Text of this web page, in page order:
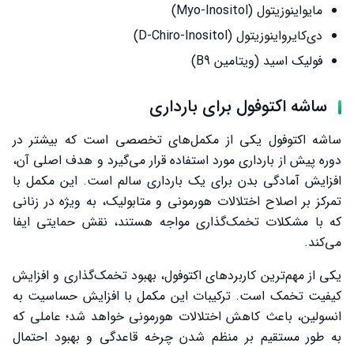
مایواینوزیتول (Myo-Inositol)
دی‌کایرواینوزیتول (D-Chiro-Inositol)
فولیک اسید (ویتامین B9)
ساشه اکتوفول برای بارداری
ساشه اکتوفول یکی از مکمل‌های تخصصی است که بیشتر در
دوره پیش از بارداری مورد استفاده قرار می‌گیرد و هدف اصلی آن،
افزایش آمادگی بدن برای یک بارداری سالم است. این مکمل با
تمرکز بر اصلاح اختلالات هورمونی و متابولیک، به‌ ویژه در زنانی
که با مشکلات تخمک‌گذاری مواجه هستند، نقش حمایتی ایفا
می‌کند.
یکی از مهم‌ترین کاربردهای اکتوفول، بهبود تخمک‌گذاری و افزایش
کیفیت تخمک است. ترکیبات این مکمل با افزایش حساسیت به
انسولین، باعث کاهش اختلالات هورمونی خواهد شد؛ عاملی که
به‌ طور مستقیم بر منظم شدن چرخه قاعدگی و بهبود احتمال